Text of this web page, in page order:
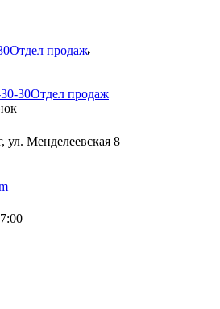
Отдел продаж
30Отдел продаж
ул. Менделеевская 8